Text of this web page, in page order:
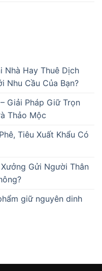
Nhà Hay Thuê Dịch
Nhu Cầu Của Bạn?
Giải Pháp Giữ Trọn
Thảo Mộc
Tiêu Xuất Khẩu Có
Gửi Người Thân
giữ nguyên dinh